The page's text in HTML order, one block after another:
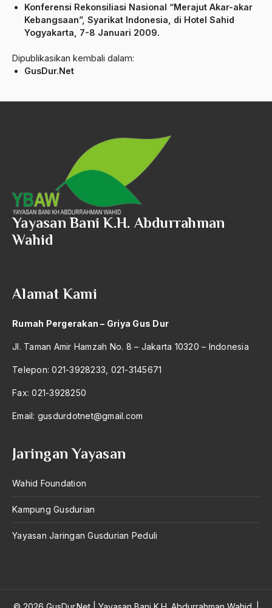
Konferensi Rekonsiliasi Nasional “Merajut Akar-akar
Kebangsaan”, Syarikat Indonesia, di Hotel Sahid
Yogyakarta, 7-8 Januari 2009.
Dipublikasikan kembali dalam:
GusDur.Net
Akhlaq
Akidah
Aktivis
Al-Azhar
Al-Ghazali
Al-Ikhwanu Al-Muslimun
al-Khalil Ibnu Ahmad al-Farahidi
Ali Shariati
Yayasan Bani K.H. Abdurrahman
Wahid
Alamat Kami
Rumah Pergerakan – Griya Gus Dur
Jl. Taman Amir Hamzah No. 8 – Jakarta 10320 – Indonesia
Telepon: 021-3928233, 021-3145671
Fax: 021-3928250
Email: gusdurdotnet@gmail.com
Jaringan Yayasan
Wahid Foundation
Kampung Gusdurian
Yayasan Jaringan Gusdurian Peduli